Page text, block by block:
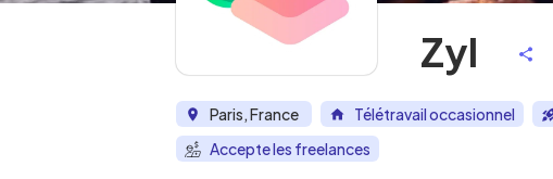
Zyl
Paris, France Télétravail occasionnel
Accepte les freelances